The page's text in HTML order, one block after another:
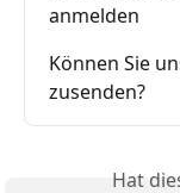
anmelden
Können Sie
zusenden?
Hat